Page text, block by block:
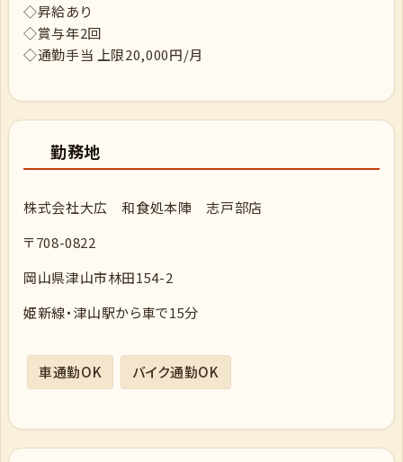
◇昇給あり
◇賞与年2回
◇通勤手当 上限20,000円/月
勤務地
株式会社大広 和食処本陣 志戸部店
〒708-0822
岡山県津山市林田154-2
姫新線・津山駅から車で15分
車通勤OK バイク通勤OK